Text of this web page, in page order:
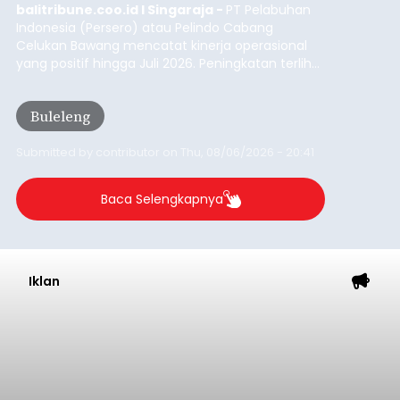
balitribune.coo.id I Singaraja - PT Pelabuhan
Indonesia (Persero) atau Pelindo Cabang
Celukan Bawang mencatat kinerja operasional
yang positif hingga Juli 2026. Peningkatan terlihat
Tonnage (GT), atau tumbuh 12,4 persen
dibandingkan periode yang sama tahun lalu
yang tercatat sebesar 1,32 juta GT.
Buleleng
Baca Selengkapnya
Iklan